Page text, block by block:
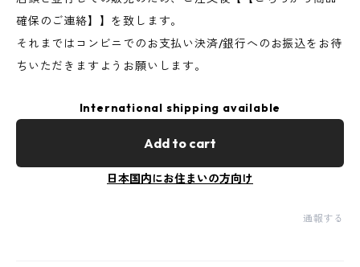
確保のご連絡】】を致します。
それまではコンビニでのお支払い決済/銀行へのお振込をお待
ちいただきますようお願いします。
International shipping available
Add to cart
日本国内にお住まいの方向け
通報する